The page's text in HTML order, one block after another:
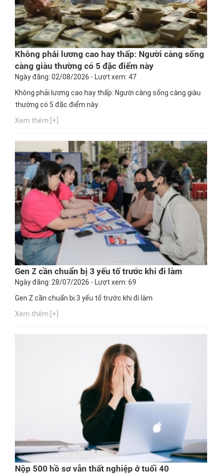
Không phải lương cao hay thấp: Người càng sống
càng giàu thường có 5 đặc điểm này
Ngày đăng: 02/08/2026 - Lượt xem: 47
Không phải lương cao hay thấp: Người càng sống càng giàu
thường có 5 đặc điểm này
Xem thêm [+]
Gen Z cần chuẩn bị 3 yếu tố trước khi đi làm
Ngày đăng: 28/07/2026 - Lượt xem: 69
Gen Z cần chuẩn bị 3 yếu tố trước khi đi làm
Xem thêm [+]
Nộp 500 hồ sơ vẫn thất nghiệp ở tuổi 40